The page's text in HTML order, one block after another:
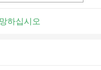
하십시오